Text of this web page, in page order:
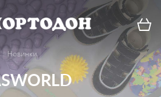
Новинки